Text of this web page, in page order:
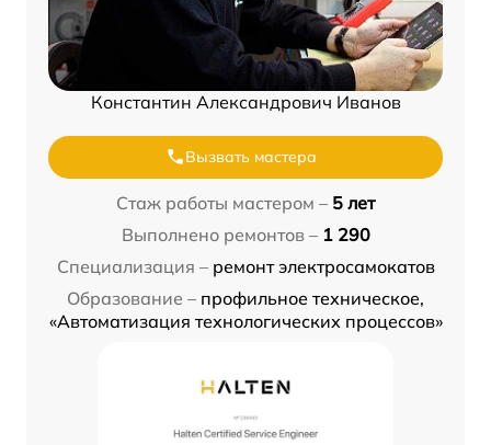
Константин Александрович Иванов
Вызвать мастера
Стаж работы мастером – 5 лет
Выполнено ремонтов – 1 290
Специализация – ремонт электросамокатов
Образование – профильное техническое,
«Автоматизация технологических процессов»